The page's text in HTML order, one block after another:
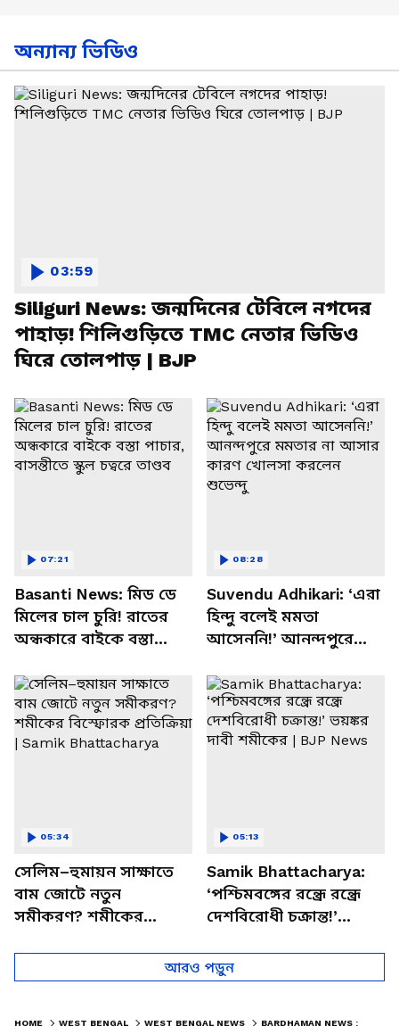
অন্যান্য ভিডিও
Siliguri News: জন্মদিনের টেবিলে নগদের
পাহাড়! শিলিগুড়িতে TMC নেতার ভিডিও
ঘিরে তোলপাড় | BJP
03:59
Basanti News: মিড ডে
মিলের চাল চুরি! রাতের
অন্ধকারে বাইকে বস্তা
চত্বরে তাণ্ডব
07:21
Suvendu Adhikari: ‘এরা
হিন্দু বলেই মমতা
আসেননি!’ আনন্দপুরে
খোলসা করলেন শুভেন্দু
08:28
সেলিম–হুমায়ন সাক্ষাতে
বাম জোটে নতুন
সমীকরণ? শমীকের
Samik Bhattacharya
05:34
Samik Bhattacharya:
‘পশ্চিমবঙ্গের রন্ধ্রে রন্ধ্রে
দেশবিরোধী চক্রান্ত!’
BJP News
05:13
আরও পড়ুন
HOME WEST BENGAL WEST BENGAL NEWS